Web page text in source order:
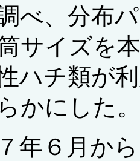
べ、分布
サイズを
ハチ類が
かにした。
年６月か